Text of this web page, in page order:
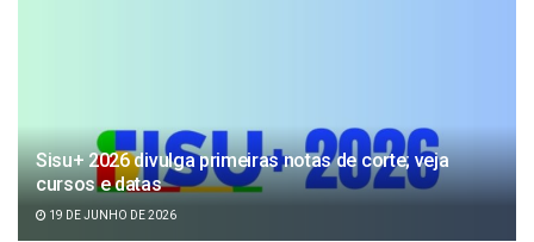
Sisu+ 2026 divulga primeiras notas de corte; veja
cursos e datas
19 DE JUNHO DE 2026